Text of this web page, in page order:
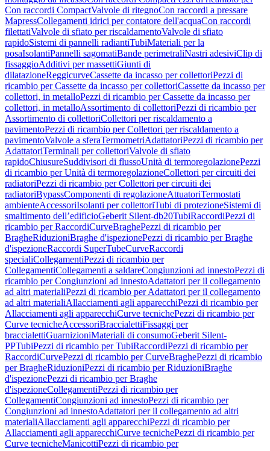
Con raccordi CompactValvole di ritegnoCon raccordi a pressare
MapressCollegamenti idrici per contatore dell'acquaCon raccordi
filettatiValvole di sfiato per riscaldamentoValvole di sfiato
rapidoSistemi di pannelli radiantiTubiMateriali per la
posaIsolantiPannelli sagomatiBande perimetraliNastri adesiviClip di
fissaggioAdditivi per massettiGiunti di
dilatazioneReggicurveCassette da incasso per collettoriPezzi di
ricambio per Cassette da incasso per collettoriCassette da incasso per
collettori, in metalloPezzi di ricambio per Cassette da incasso per
collettori, in metalloAssortimento di collettoriPezzi di ricambio per
Assortimento di collettoriCollettori per riscaldamento a
pavimentoPezzi di ricambio per Collettori per riscaldamento a
pavimentoValvole a sferaTermometriAdattatoriPezzi di ricambio per
AdattatoriTerminali per collettoriValvole di sfiato
rapidoChiusureSuddivisori di flussoUnità di termoregolazionePezzi
di ricambio per Unità di termoregolazioneCollettori per circuiti dei
radiatoriPezzi di ricambio per Collettori per circuiti dei
radiatoriBypassComponenti di regolazioneAttuatoriTermostati
ambienteAccessoriIsolanti per collettoriTubi di protezioneSistemi di
smaltimento dell’edificioGeberit Silent-db20TubiRaccordiPezzi di
ricambio per RaccordiCurveBraghePezzi di ricambio per
BragheRiduzioniBraghe d'ispezionePezzi di ricambio per Braghe
d'ispezioneRaccordi SuperTubeCurveRaccordi
specialiCollegamentiPezzi di ricambio per
CollegamentiCollegamenti a saldareCongiunzioni ad innestoPezzi di
ricambio per Congiunzioni ad innestoAdattatori per il collegamento
ad altri materialiPezzi di ricambio per Adattatori per il collegamento
ad altri materialiAllacciamenti agli apparecchiPezzi di ricambio per
Allacciamenti agli apparecchiCurve tecnichePezzi di ricambio per
Curve tecnicheAccessoriBraccialettiFissaggi per
braccialettiGuarnizioniMateriali di consumoGeberit Silent-
PPTubiPezzi di ricambio per TubiRaccordiPezzi di ricambio per
RaccordiCurvePezzi di ricambio per CurveBraghePezzi di ricambio
per BragheRiduzioniPezzi di ricambio per RiduzioniBraghe
d'ispezionePezzi di ricambio per Braghe
d'ispezioneCollegamentiPezzi di ricambio per
CollegamentiCongiunzioni ad innestoPezzi di ricambio per
Congiunzioni ad innestoAdattatori per il collegamento ad altri
materialiAllacciamenti agli apparecchiPezzi di ricambio per
Allacciamenti agli apparecchiCurve tecnichePezzi di ricambio per
Curve tecnicheManicottiPezzi di ricambio per